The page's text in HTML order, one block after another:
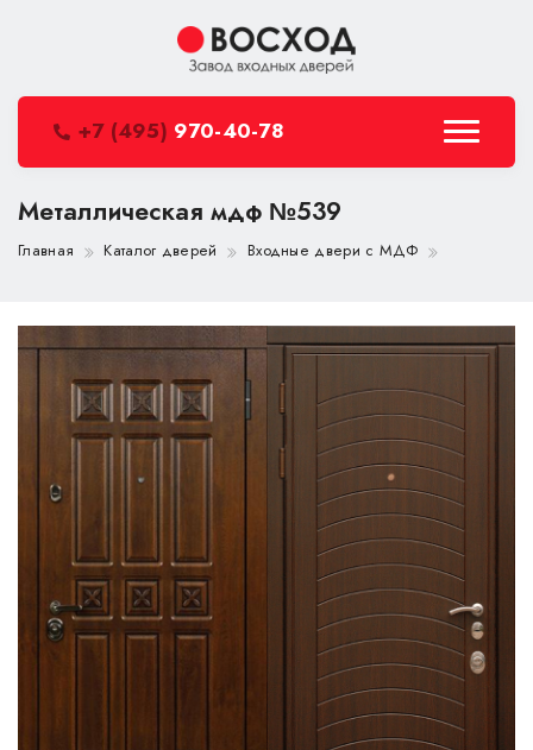
+7 (495) 970-40-78
Металлическая мдф №539
Главная Каталог дверей Входные двери с МДФ